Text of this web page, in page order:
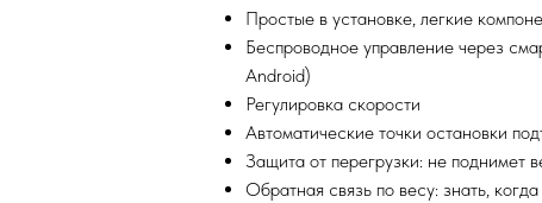
Простые в установке, легкие
Беспроводное управление через
Android)
Регулировка скорости
Автоматические точки остановки
Защита от перегрузки: не поднимет
Обратная связь по весу: знать,